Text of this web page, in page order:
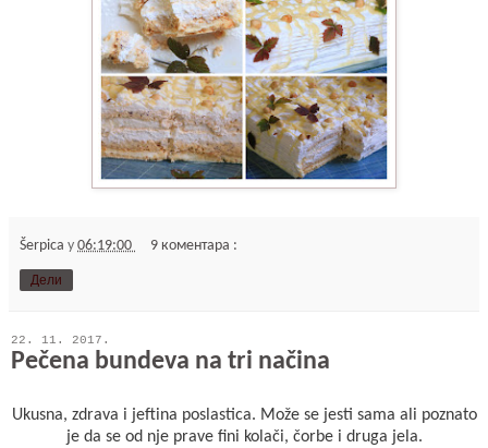
Šerpica у 06:19:00 9 коментара :
Дели
22. 11. 2017.
Pečena bundeva na tri načina
Ukusna, zdrava i jeftina poslastica. Može se jesti sama ali poznato
je da se od nje prave fini kolači, čorbe i druga jela.